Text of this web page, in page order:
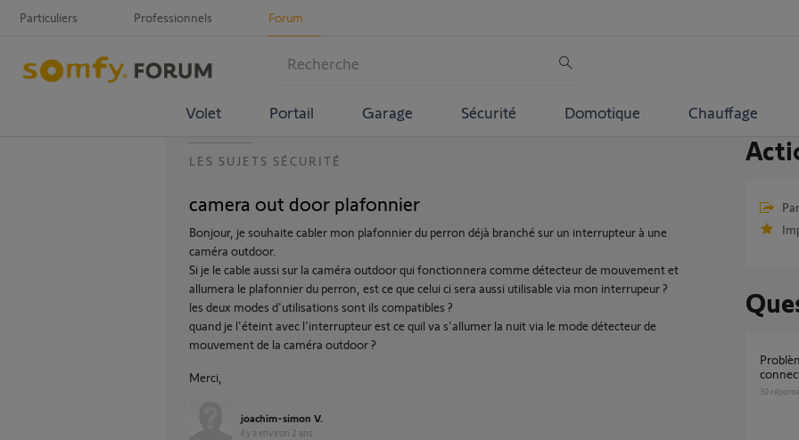
Particuliers Professionnels Forum
Volet Portail Garage Sécurité Domotique Chauffage
LES SUJETS SÉCURITÉ
camera out door plafonnier
Bonjour, je souhaite cabler mon plafonnier du perron déjà branché sur un interrupteur à une
caméra outdoor.
Si je le cable aussi sur la caméra outdoor qui fonctionnera comme détecteur de mouvement et
allumera le plafonnier du perron, est ce que celui ci sera aussi utilisable via mon interrupeur ?
les deux modes d'utilisations sont ils compatibles ?
quand je l'éteint avec l'interrupteur est ce quil va s'allumer la nuit via le mode détecteur de
mouvement de la caméra outdoor ?
Merci,
joachim-simon V.
il y a environ 2 ans
Problème d'installation de la serrure
30